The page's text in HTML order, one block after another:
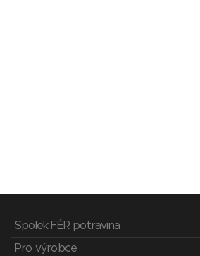
Spolek FÉR potravina
Pro výrobce